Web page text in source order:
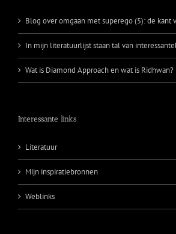
Blog over omgaan met superego (5): de kant
In mijn literatuurlijst staan tal van
Wat is Diamond Approach en wat is Ridhwan?
Interessante links
Literatuur
Mijn inspiratiebronnen
Weblinks